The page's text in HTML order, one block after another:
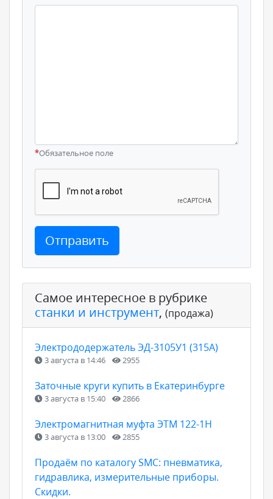
*Обязательное поле
Отправить
Самое интересное в рубрике
станки и инструмент, (продажа)
Электрододержатель ЭД-3105У1 (315А)
3 августа в 14:46 2955
Заточные круги купить в Екатеринбурге
3 августа в 15:40 2866
Электромагнитная муфта ЭТМ 122-1Н
3 августа в 13:00 2855
Продаём по каталогу SMC: пневматика,
гидравлика, измерительные приборы.
Скидки.